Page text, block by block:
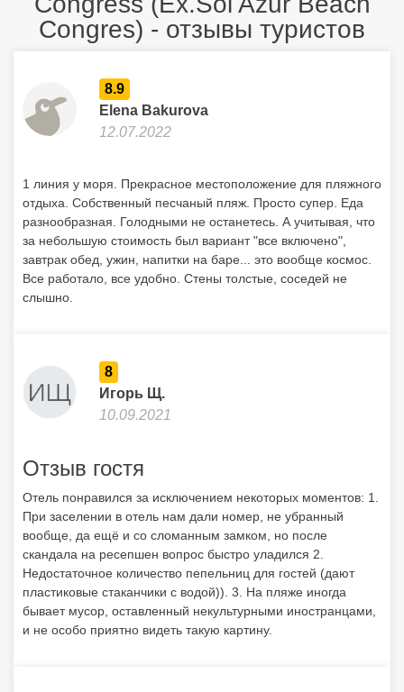
Congres) - отзывы туристов
8.9
Elena Bakurova
12.07.2022
1 линия у моря. Прекрасное местоположение для пляжного
отдыха. Собственный песчаный пляж. Просто супер. Еда
разнообразная. Голодными не останетесь. А учитывая, что
за небольшую стоимость был вариант "все включено",
завтрак обед, ужин, напитки на баре... это вообще космос.
Все работало, все удобно. Стены толстые, соседей не
слышно.
8
Игорь Щ.
10.09.2021
Отзыв гостя
Отель понравился за исключением некоторых моментов: 1.
При заселении в отель нам дали номер, не убранный
вообще, да ещё и со сломанным замком, но после
скандала на ресепшен вопрос быстро уладился 2.
Недостаточное количество пепельниц для гостей (дают
пластиковые стаканчики с водой)). 3. На пляже иногда
бывает мусор, оставленный некультурными иностранцами,
и не особо приятно видеть такую картину.